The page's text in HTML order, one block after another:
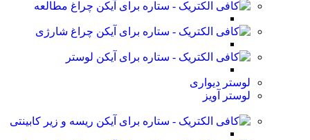
چراغ مطالعه
چراغ شارژی
لوستر
لوستر دیواری
لوستر آویز
ریسه و زیر کابینتی